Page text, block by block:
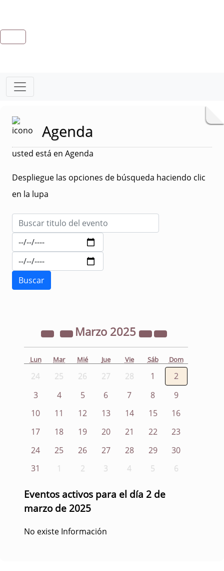
Agenda
usted está en Agenda
Despliegue las opciones de búsqueda haciendo clic
en la lupa
Marzo 2025
Lun Mar Mié Jue Vie Sáb Dom
24 25 26 27 28 1
2
3
4 5 6 7 8
9
10
11 12 13 14 15
16
17
18 19 20 21 22
23
24
25 26 27 28 29
30
31
1 2 3 4 5 6
Eventos activos para el día 2 de
marzo de 2025
No existe Información